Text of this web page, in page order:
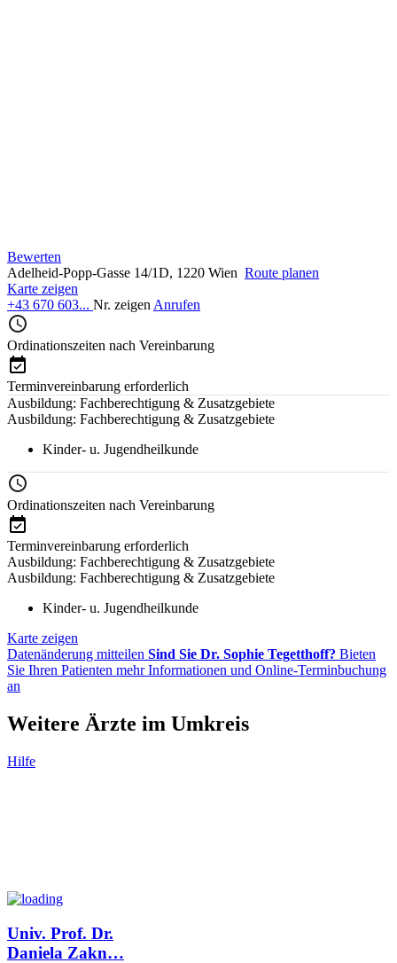
Bewerten
Adelheid-Popp-Gasse 14/1D, 1220 Wien Route planen
Karte zeigen
+43 670 603... Nr. zeigen Anrufen
Ordinationszeiten nach Vereinbarung
Terminvereinbarung erforderlich
Ausbildung: Fachberechtigung & Zusatzgebiete
Ausbildung: Fachberechtigung & Zusatzgebiete
Kinder- u. Jugendheilkunde
Ordinationszeiten nach Vereinbarung
Terminvereinbarung erforderlich
Ausbildung: Fachberechtigung & Zusatzgebiete
Ausbildung: Fachberechtigung & Zusatzgebiete
Kinder- u. Jugendheilkunde
Karte zeigen
Datenänderung mitteilen Sind Sie Dr. Sophie Tegetthoff? Bieten
Sie Ihren Patienten mehr Informationen und Online-Terminbuchung
an
Weitere Ärzte im Umkreis
Hilfe
Univ. Prof. Dr.
Daniela Zakn…